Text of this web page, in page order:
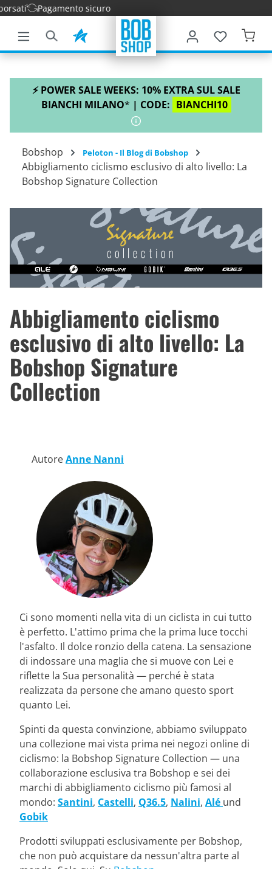
principale
Pagamento sicuro
⚡ POWER SALE WEEKS: 10% EXTRA SUL SALE
BIANCHI MILANO* | CODE: BIANCHI10
Bobshop Peloton - Il Blog di Bobshop
Abbigliamento ciclismo esclusivo di alto livello: La
Bobshop Signature Collection
Abbigliamento ciclismo
esclusivo di alto livello: La
Bobshop Signature
Collection
AutoreAnne Nanni
Ci sono momenti nella vita di un ciclista in cui tutto
è perfetto. L'attimo prima che la prima luce tocchi
l'asfalto. Il dolce ronzio della catena. La sensazione
di indossare una maglia che si muove con Lei e
riflette la Sua personalità — perché è stata
realizzata da persone che amano questo sport
quanto Lei.
Spinti da questa convinzione, abbiamo sviluppato
una collezione mai vista prima nei negozi online di
ciclismo: la Bobshop Signature Collection — una
collaborazione esclusiva tra Bobshop e sei dei
marchi di abbigliamento ciclismo più famosi al
mondo: Santini, Castelli, Q36.5, Nalini, Alé und
Gobik
Prodotti sviluppati esclusivamente per Bobshop,
che non può acquistare da nessun'altra parte al